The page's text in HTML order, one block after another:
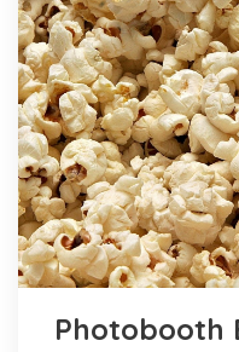
Photobooth